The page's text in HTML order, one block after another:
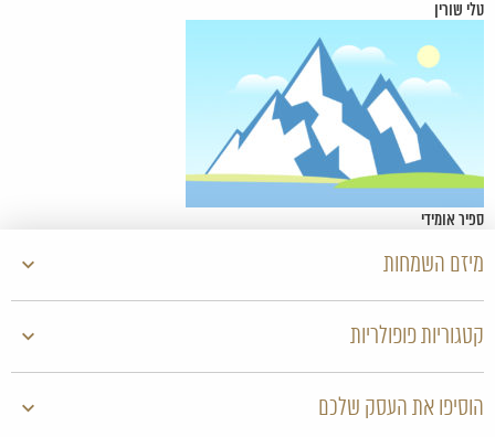
טלי שורין
ספיר אומידי
מיזם השמחות
קטגוריות פופולריות
הוסיפו את העסק שלכם